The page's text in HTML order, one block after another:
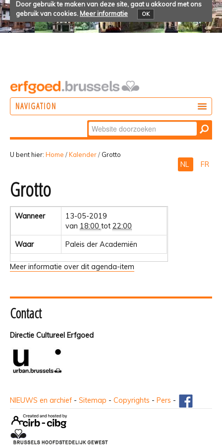
Door gebruik te maken van deze site, gaat u akkoord met ons
gebruik van cookies. Meer informatie OK
NAVIGATION
Zoek
Geavanceerd
zoeken...
U bent hier: Home /Kalender/ Grotto
NL FR
Grotto
Wanneer
13-05-2019
van 18:00 tot22:00
Waar Paleis der Academiën
Meer informatie over dit agenda-item
Contact
Directie Cultureel Erfgoed
NIEUWS en archief - Sitemap - Copyrights - Pers -